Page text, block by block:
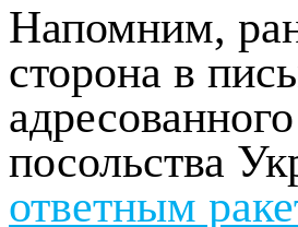
Напомним,
сторона в
посольства
ответным